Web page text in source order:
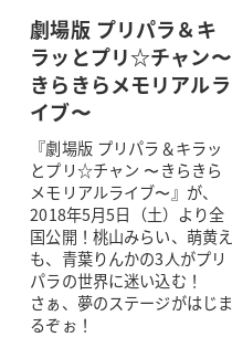
劇場版 プリパラ＆キ
ラッとプリ☆チャン〜
きらきらメモリアルラ
イブ〜
『劇場版 プリパラ＆キラッ
とプリ☆チャン 〜きらきら
メモリアルライブ〜』が、
2018年5月5日（土）より全
国公開！桃山みらい、萌黄え
も、青葉りんかの3人がプリ
パラの世界に迷い込む！
さぁ、夢のステージがはじま
るぞぉ！